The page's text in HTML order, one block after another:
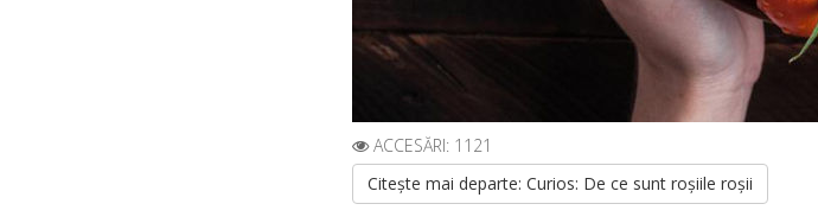
ACCESĂRI: 1121
Citește mai departe: Curios: De ce sunt roșiile roșii